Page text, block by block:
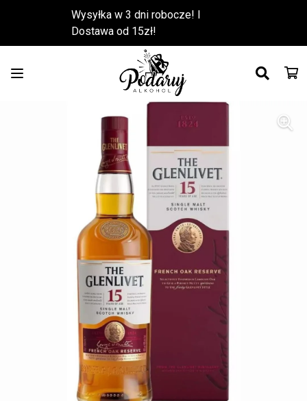
Wysyłka w 3 dni robocze! l
Dostawa od 15zł!